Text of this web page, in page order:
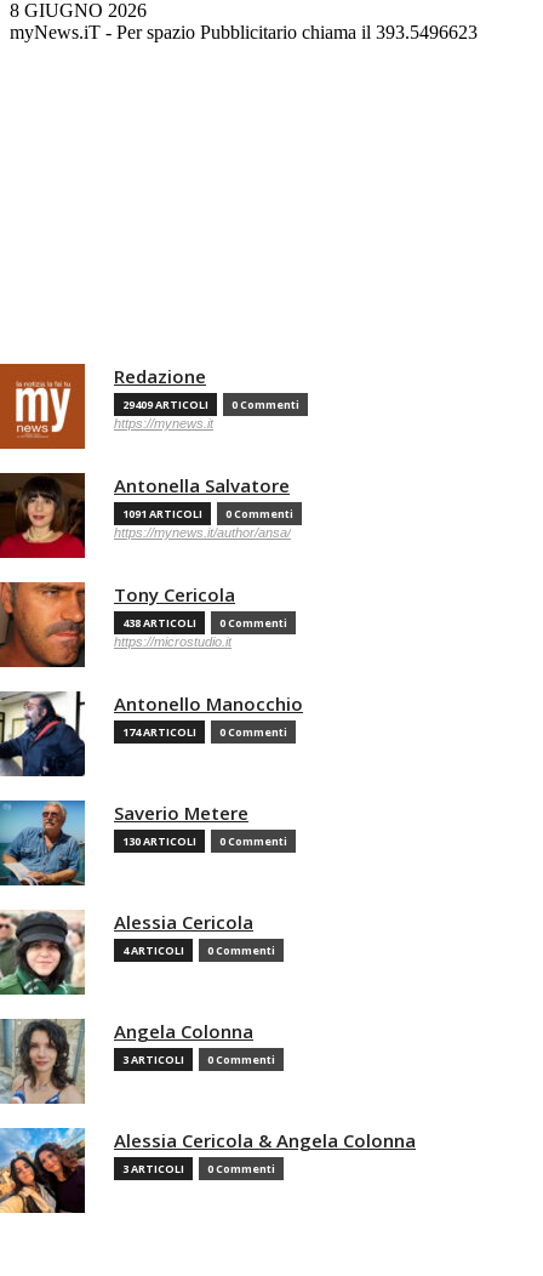
8 GIUGNO 2026
myNews.iT - Per spazio Pubblicitario chiama il 393.5496623
Redazione
29409 ARTICOLI 0 Commenti
https://mynews.it
Antonella Salvatore
1091 ARTICOLI 0 Commenti
https://mynews.it/author/ansa/
Tony Cericola
438 ARTICOLI 0 Commenti
https://microstudio.it
Antonello Manocchio
174 ARTICOLI 0 Commenti
Saverio Metere
130 ARTICOLI 0 Commenti
Alessia Cericola
4 ARTICOLI 0 Commenti
Angela Colonna
3 ARTICOLI 0 Commenti
Alessia Cericola & Angela Colonna
3 ARTICOLI 0 Commenti